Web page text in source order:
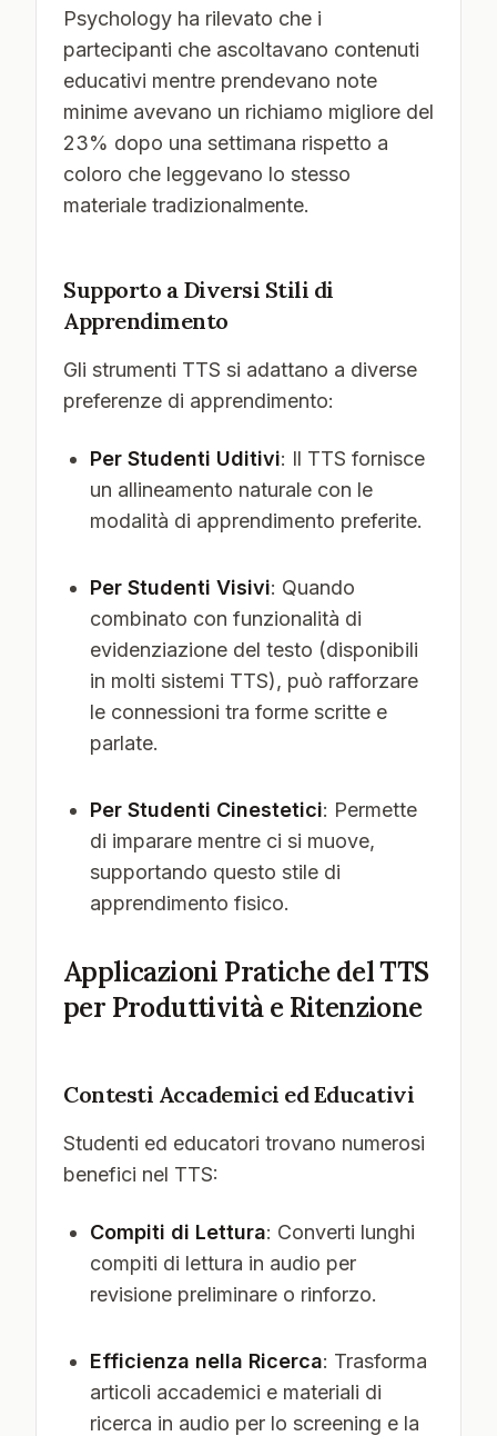
Psychology ha rilevato che i
partecipanti che ascoltavano contenuti
educativi mentre prendevano note
minime avevano un richiamo migliore del
23% dopo una settimana rispetto a
coloro che leggevano lo stesso
materiale tradizionalmente.
Supporto a Diversi Stili di
Apprendimento
Gli strumenti TTS si adattano a diverse
preferenze di apprendimento:
Per Studenti Uditivi: Il TTS fornisce
un allineamento naturale con le
modalità di apprendimento preferite.
Per Studenti Visivi: Quando
combinato con funzionalità di
evidenziazione del testo (disponibili
in molti sistemi TTS), può rafforzare
le connessioni tra forme scritte e
parlate.
Per Studenti Cinestetici: Permette
di imparare mentre ci si muove,
supportando questo stile di
apprendimento fisico.
Applicazioni Pratiche del TTS
per Produttività e Ritenzione
Contesti Accademici ed Educativi
Studenti ed educatori trovano numerosi
benefici nel TTS:
Compiti di Lettura: Converti lunghi
compiti di lettura in audio per
revisione preliminare o rinforzo.
Efficienza nella Ricerca: Trasforma
articoli accademici e materiali di
ricerca in audio per lo screening e la